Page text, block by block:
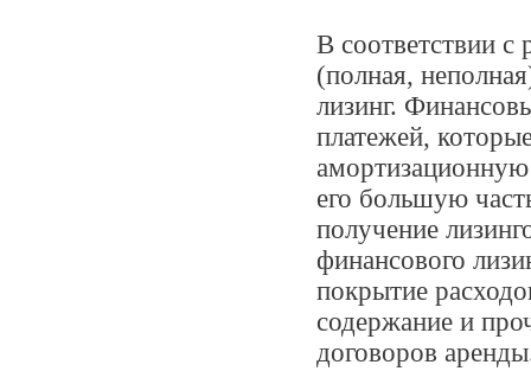
В соответствии с
(полная,
лизинг.
платежей,
амортизационную
его большую
получение
финансового
покрытие
содержание и
договоров